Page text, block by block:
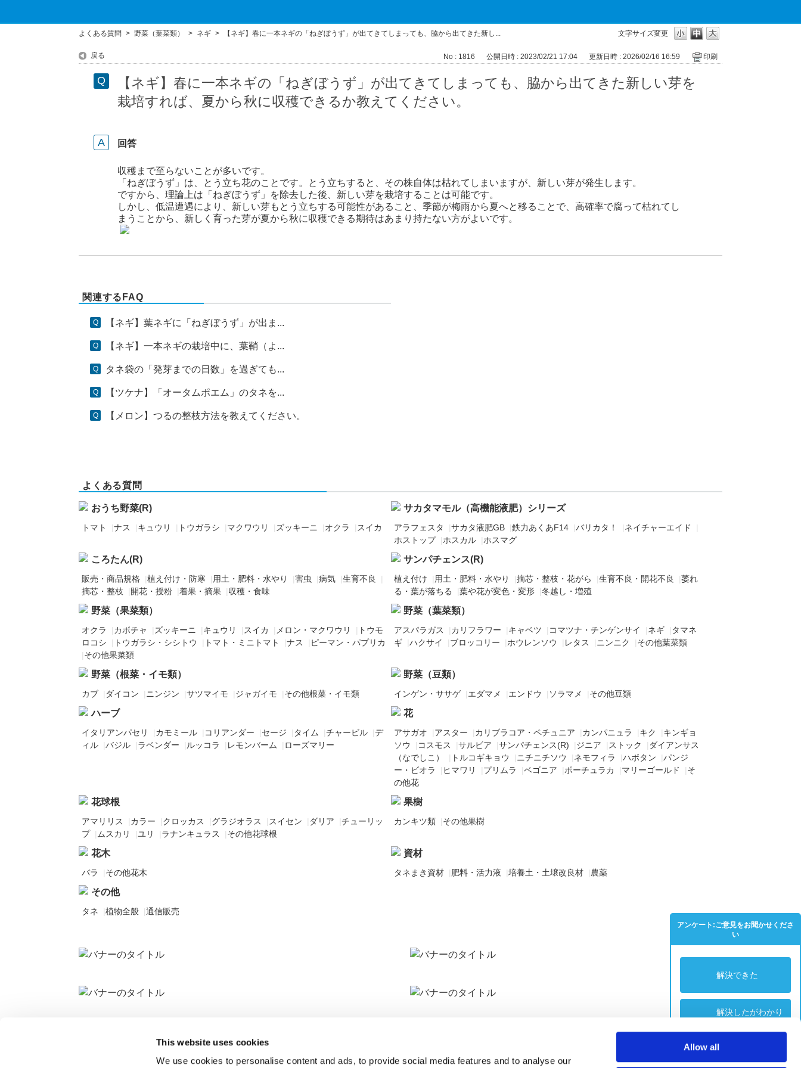
This website uses cookies
We use cookies to personalise content and ads, to provide social media features and to analyse our
Allow all
文字サイズ変更
よくある質問 > 野菜（葉菜類） > ネギ > 【ネギ】春に一本ネギの「ねぎぼうず」が出てきてしまっても、脇から出てきた新し...
戻る No : 1816 公開日時 : 2023/02/21 17:04 更新日時 : 2026/02/16 16:59 印刷
【ネギ】春に一本ネギの「ねぎぼうず」が出てきてしまっても、脇から出てきた新しい芽を
栽培すれば、夏から秋に収穫できるか教えてください。
回答
収穫まで至らないことが多いです。
「ねぎぼうず」は、とう立ち花のことです。とう立ちすると、その株自体は枯れてしまいますが、新しい芽が発生します。
ですから、理論上は「ねぎぼうず」を除去した後、新しい芽を栽培することは可能です。
しかし、低温遭遇により、新しい芽もとう立ちする可能性があること、季節が梅雨から夏へと移ることで、高確率で腐って枯れてし
まうことから、新しく育った芽が夏から秋に収穫できる期待はあまり持たない方がよいです。
関連するFAQ
【ネギ】葉ネギに「ねぎぼうず」が出ま...
【ネギ】一本ネギの栽培中に、葉鞘（よ...
タネ袋の「発芽までの日数」を過ぎても...
【ツケナ】「オータムポエム」のタネを...
【メロン】つるの整枝方法を教えてください。
アンケート:ご意見をお聞かせくださ
い
解決できた
解決したがわかり
よくある質問
おうち野菜(R)
トマト |ナス |キュウリ | トウガラシ |マクワウリ | ズッキーニ |オクラ | スイカ
サカタマモル（高機能液肥）シリーズ
アラフェスタ |サカタ液肥GB |鉄力あくあF14 |バリカタ！ |ネイチャーエイド
|
ホストップ |ホスカル |ホスマグ
ころたん(R)
販売・商品規格 |植え付け・防寒 | 用土・肥料・水やり |害虫 |病気 |生育不良
|
摘芯・整枝
| 開花・授粉 |着果・摘果 |収穫・食味
サンパチェンス(R)
植え付け | 用土・肥料・水やり |摘芯・整枝・花がら |生育不良・開花不良 |萎れ
る・葉が落ちる
|葉や花が変色・変形 |冬越し・増殖
野菜（果菜類）
オクラ |カボチャ | ズッキーニ |キュウリ | スイカ | メロン・マクワウリ | トウモ
ロコシ
| トウガラシ・シシトウ | トマト・ミニトマト |ナス | ピーマン・パプリカ
|その他果菜類
野菜（葉菜類）
アスパラガス |カリフラワー |キャベツ | コマツナ・チンゲンサイ |ネギ | タマネ
ギ |ハクサイ |ブロッコリー |ホウレンソウ | レタス |ニンニク |その他葉菜類
野菜（根菜・イモ類）
カブ | ダイコン |ニンジン |サツマイモ |ジャガイモ |その他根菜・イモ類
野菜（豆類）
インゲン・ササゲ |エダマメ |エンドウ | ソラマメ |その他豆類
ハーブ
イタリアンパセリ |カモミール | コリアンダー |セージ | タイム |チャービル |デ
ィル |バジル |ラベンダー | ルッコラ | レモンバーム | ローズマリー
花
アサガオ |アスター |カリブラコア・ペチュニア |カンパニュラ |キク |キンギョ
ソウ
| コスモス |サルビア |サンパチェンス(R) |ジニア | ストック | ダイアンサス
（なでしこ）
| トルコギキョウ |ニチニチソウ |ネモフィラ |ハボタン |パンジ
ー・ビオラ
| ヒマワリ |プリムラ |ベゴニア |ポーチュラカ |マリーゴールド |そ
の他花
花球根
アマリリス |カラー |クロッカス |グラジオラス | スイセン | ダリア |チューリッ
プ | ムスカリ |ユリ |ラナンキュラス |その他花球根
果樹
カンキツ類 |その他果樹
花木
バラ |その他花木
資材
タネまき資材 | 肥料・活力液 |培養土・土壌改良材 |農薬
その他
タネ |植物全般 |通信販売